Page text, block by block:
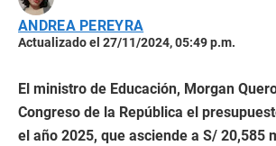
ANDREA PEREYRA
Actualizado el 27/11/2024, 05:49 p.m.
El ministro de Educación, Morgan
Congreso de la República el
el año 2025, que asciende a S/ 20,585